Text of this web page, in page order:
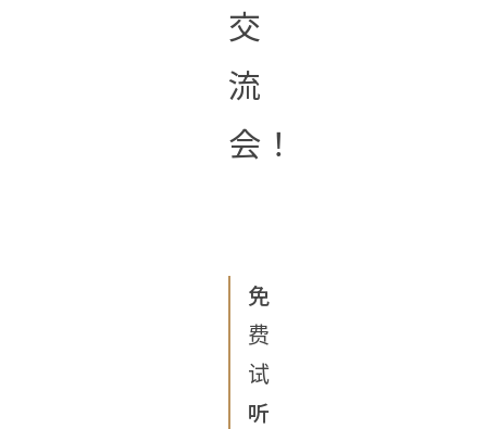
交
流
会！
免
费
试
听